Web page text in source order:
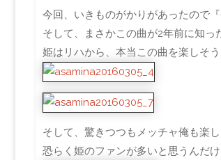
今回、いきものがかりがあったので『
そして、まさかこの曲が2年前に知っ
姫はリハから、本当この曲を楽しそ
そして、驚きつつもメッチャ俺も楽
恐らく姫のファンが多いと思うんだ